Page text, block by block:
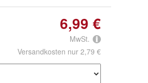
6,99 €
MwSt.
Versandkosten nur 2,79 €